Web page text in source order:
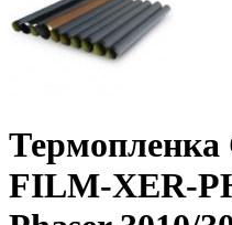
Термопленка
FILM-XER-